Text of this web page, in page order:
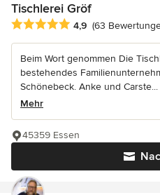
Tischlerei Gröf
Durchschnittliche Bewertung:
4,9 (63
Beim Wort genommen Die
bestehendes
Schönebeck. Anke und Carste...
Mehr
45359 Essen